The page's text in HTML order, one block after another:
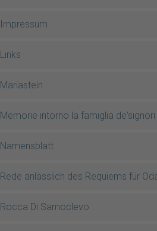
Impressum
Links
Mariastein
Memorie intorno la famiglia
Namensblatt
Rede anlässlich des Requiems für
Rocca Di Samoclevo